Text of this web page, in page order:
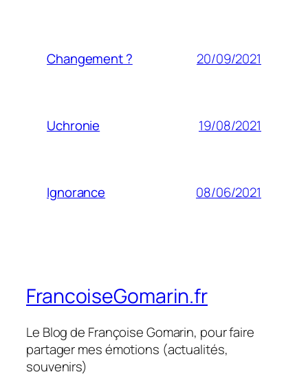
Changement ? 20/09/2021
Uchronie 19/08/2021
Ignorance 08/06/2021
FrancoiseGomarin.fr
Le Blog de Françoise Gomarin, pour faire
partager mes émotions (actualités,
souvenirs)